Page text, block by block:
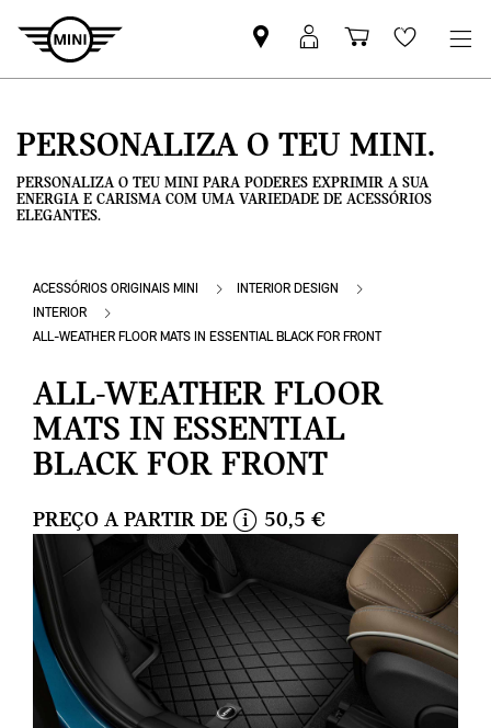
Pesquisar
parceiro
Iniciar
sessão
Carrinho
de
Wishlist
PERSONALIZA O TEU MINI.
PERSONALIZA O TEU MINI PARA PODERES EXPRIMIR A SUA
ENERGIA E CARISMA COM UMA VARIEDADE DE ACESSÓRIOS
ELEGANTES.
ACESSÓRIOS ORIGINAIS MINI
INTERIOR DESIGN
INTERIOR
ALL-WEATHER FLOOR MATS IN ESSENTIAL BLACK FOR FRONT
ALL-WEATHER FLOOR
MATS IN ESSENTIAL
BLACK FOR FRONT
PREÇO A PARTIR DE
n
f
o
50,5 €